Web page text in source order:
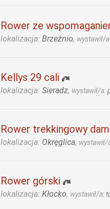
Rower ze
lokalizacja: Brzeźnio, wystawił/
Kellys 29 cali
lokalizacja: Sieradz, wystawił/a:
Rower trekkingowy
lokalizacja: Okręglica, wystawił/
Rower górski
lokalizacja: Kłocko, wystawił/a: